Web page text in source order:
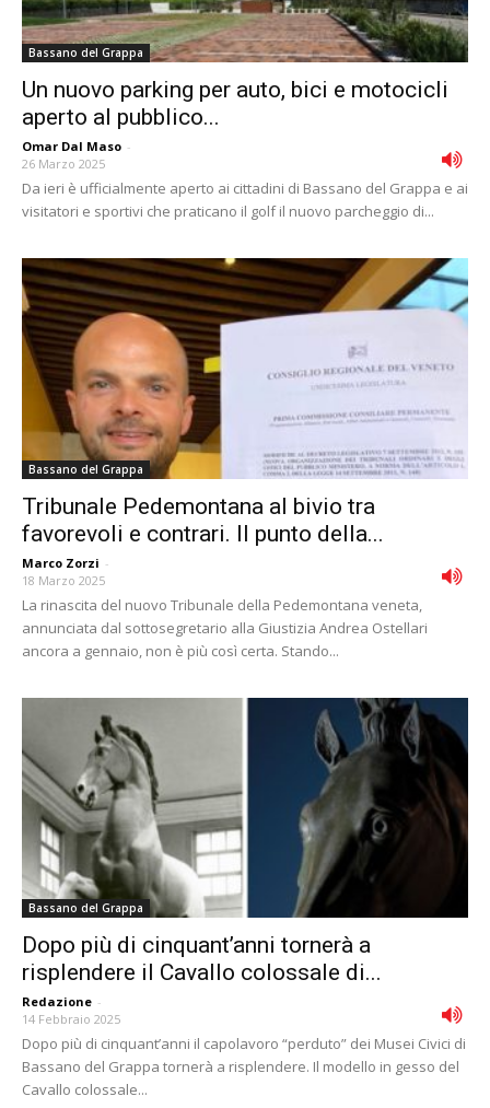
Bassano del Grappa
Un nuovo parking per auto, bici e motocicli
aperto al pubblico...
Omar Dal Maso -
26 Marzo 2025
Da ieri è ufficialmente aperto ai cittadini di Bassano del Grappa e ai
visitatori e sportivi che praticano il golf il nuovo parcheggio di...
Bassano del Grappa
Tribunale Pedemontana al bivio tra
favorevoli e contrari. Il punto della...
Marco Zorzi -
18 Marzo 2025
La rinascita del nuovo Tribunale della Pedemontana veneta,
annunciata dal sottosegretario alla Giustizia Andrea Ostellari
ancora a gennaio, non è più così certa. Stando...
Bassano del Grappa
Dopo più di cinquant’anni tornerà a
risplendere il Cavallo colossale di...
Redazione -
14 Febbraio 2025
Dopo più di cinquant’anni il capolavoro “perduto” dei Musei Civici di
Bassano del Grappa tornerà a risplendere. Il modello in gesso del
Cavallo colossale...